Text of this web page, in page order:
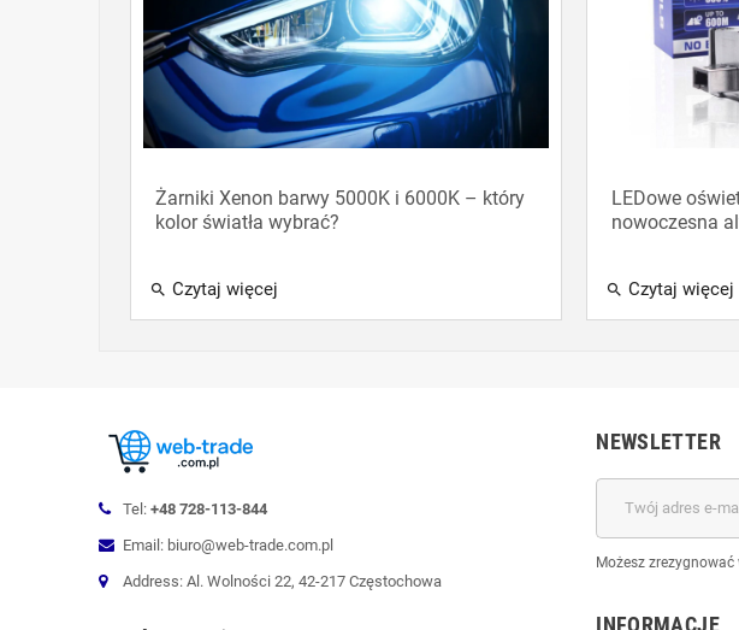
Żarniki Xenon barwy 5000K i 6000K – który
kolor światła wybrać?
search Czytaj więcej
LEDowe
nowoczesna
search Czytaj więcej
Tel: +48 728-113-844
Email: biuro@web-trade.com.pl
Address: Al. Wolności 22, 42-217 Częstochowa
NEWSLETTER
Możesz
INFORMACJE